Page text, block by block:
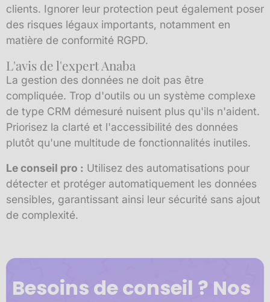
clients. Ignorer leur protection peut également poser
des risques légaux importants, notamment en
matière de conformité RGPD.
L'avis de l'expert Anaba
La gestion des données ne doit pas être
compliquée. Trop d'outils ou un système complexe
de type CRM démesuré nuisent plus qu'ils n'aident.
Priorisez la clarté et l'accessibilité des données
plutôt qu'une multitude de fonctionnalités inutiles.
Le conseil pro : Utilisez des automatisations pour
détecter et protéger automatiquement les données
sensibles, garantissant ainsi leur sécurité sans ajout
de complexité.
Besoins de conseil ? Nos